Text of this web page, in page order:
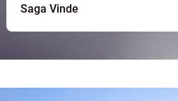
Saga Vinde